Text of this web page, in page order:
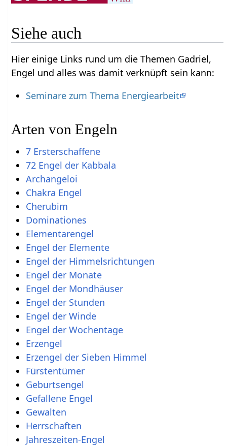
Siehe auch
Hier einige Links rund um die Themen Gadriel,
Engel und alles was damit verknüpft sein kann:
Seminare zum Thema Energiearbeit
Arten von Engeln
7 Ersterschaffene
72 Engel der Kabbala
Archangeloi
Chakra Engel
Cherubim
Dominationes
Elementarengel
Engel der Elemente
Engel der Himmelsrichtungen
Engel der Monate
Engel der Mondhäuser
Engel der Stunden
Engel der Winde
Engel der Wochentage
Erzengel
Erzengel der Sieben Himmel
Fürstentümer
Geburtsengel
Gefallene Engel
Gewalten
Herrschaften
Jahreszeiten-Engel